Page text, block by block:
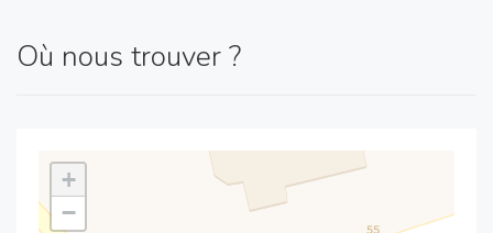
Où nous trouver ?
+
−